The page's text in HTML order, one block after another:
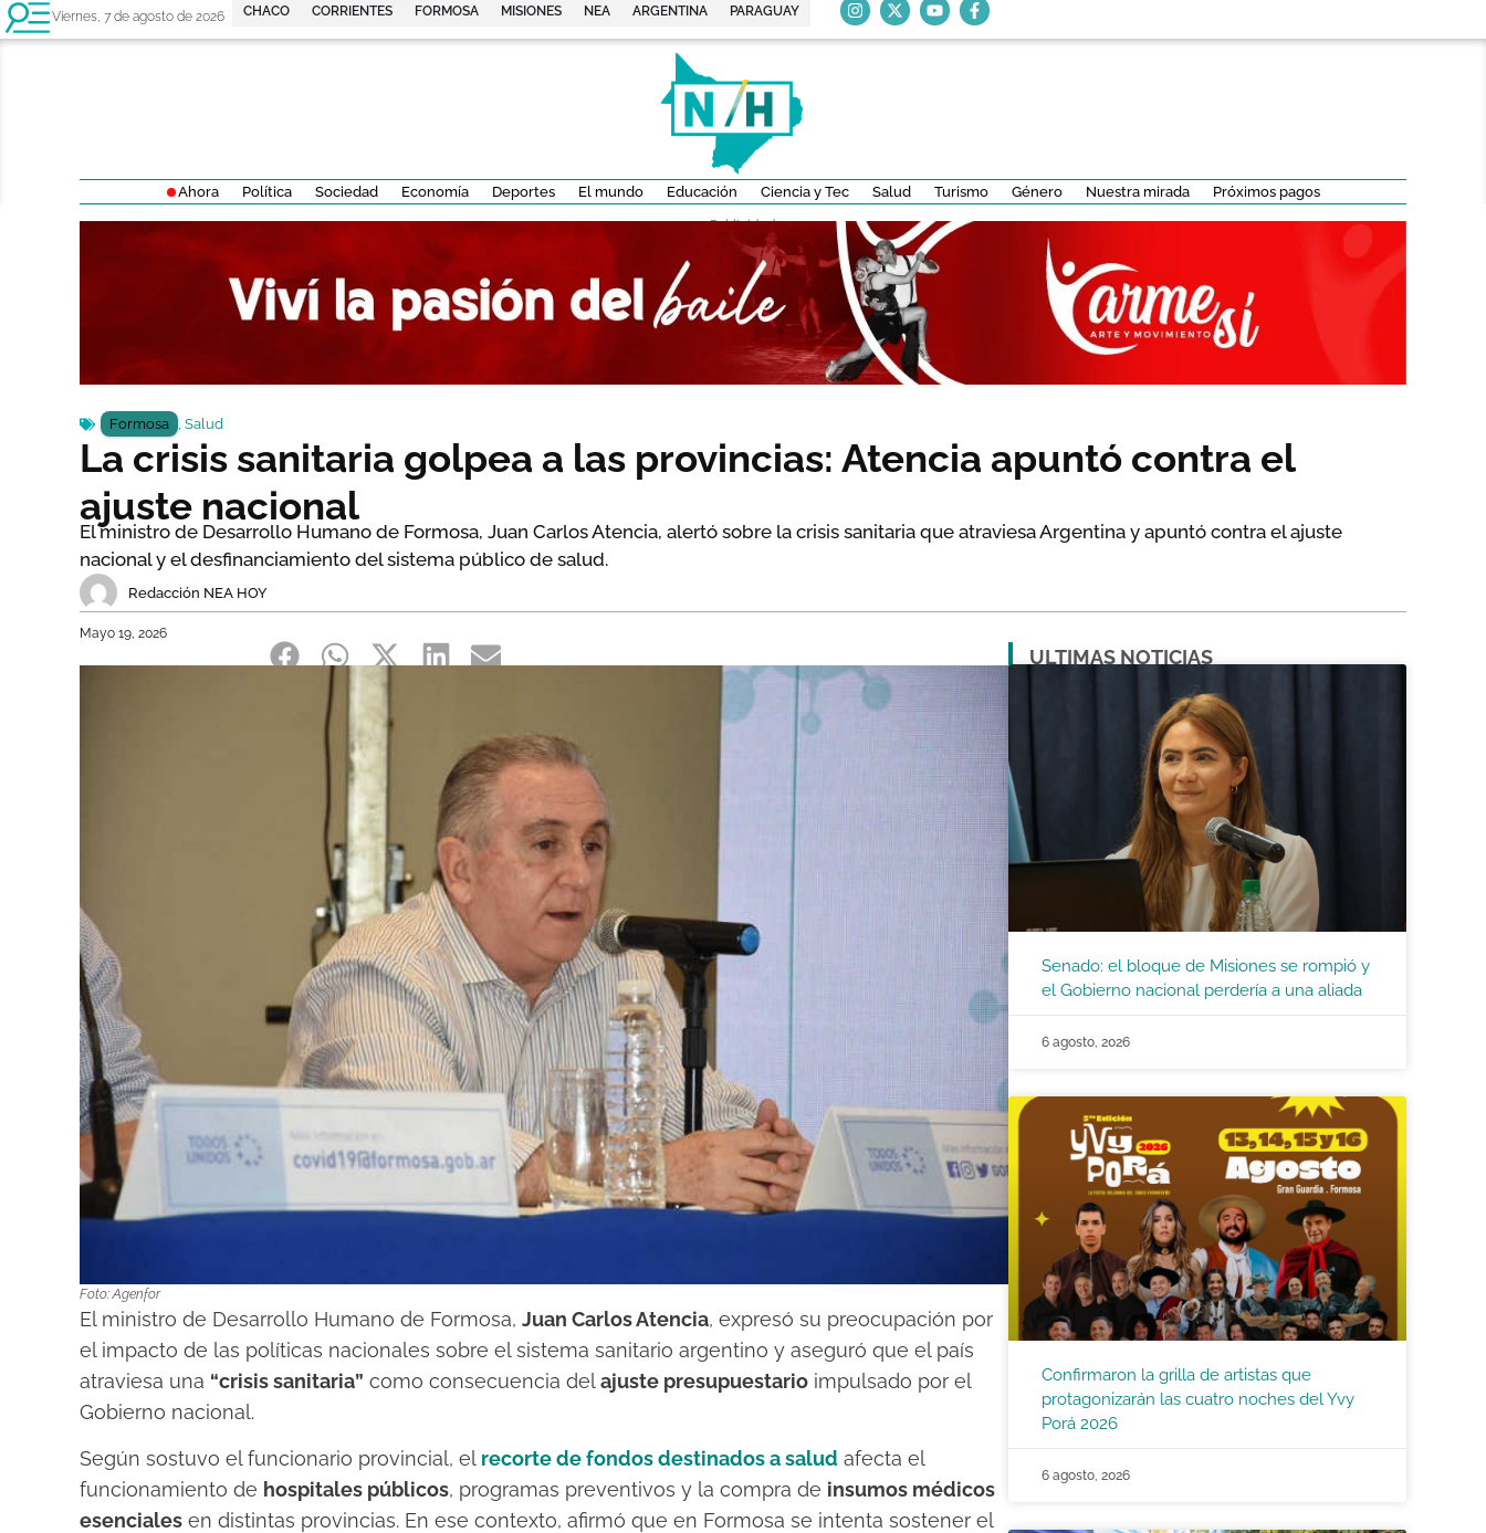
Viernes, 7 de agosto de 2026 CHACO CORRIENTES FORMOSA MISIONES NEA ARGENTINA PARAGUAY
Ahora Política Sociedad Economía Deportes El mundo Educación Ciencia y Tec Salud Turismo Género Nuestra mirada Próximos pagos
- Publicidad -
Formosa , Salud
La crisis sanitaria golpea a las provincias: Atencia apuntó contra el
ajuste nacional
El ministro de Desarrollo Humano de Formosa, Juan Carlos Atencia, alertó sobre la crisis sanitaria que atraviesa Argentina y apuntó contra el ajuste
nacional y el desfinanciamiento del sistema público de salud.
Redacción NEA HOY
Mayo 19, 2026
Foto: Agenfor
El ministro de Desarrollo Humano de Formosa, Juan Carlos Atencia, expresó su preocupación por
el impacto de las políticas nacionales sobre el sistema sanitario argentino y aseguró que el país
atraviesa una “crisis sanitaria” como consecuencia delajuste presupuestario impulsado por el
Gobierno nacional.
Según sostuvo el funcionario provincial, el recorte de fondos destinados a salud afecta el
funcionamiento de hospitales públicos, programas preventivos y la compra de insumos médicos
esenciales en distintas provincias. En ese contexto, afirmó que en Formosa se intenta sostener el
ULTIMAS NOTICIAS
Senado: el bloque de Misiones se rompió y
el Gobierno nacional perdería a una aliada
6 agosto, 2026
Confirmaron la grilla de artistas que
protagonizarán las cuatro noches del Yvy
Porá 2026
6 agosto, 2026